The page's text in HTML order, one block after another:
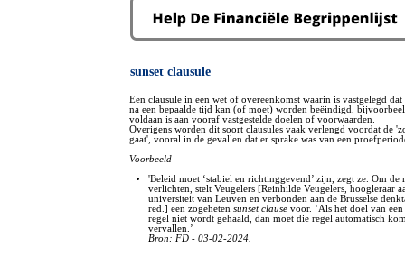
sunset clausule
Een clausule in een wet of overeenkomst waarin is vastgelegd dat
na een bepaalde tijd kan (of moet) worden beëindigd,
voldaan is aan vooraf vastgestelde doelen of voorwaarden.
Overigens worden dit soort clausules vaak verlengd voordat de
gaat', vooral in de gevallen dat er sprake was van een
Voorbeeld
'Beleid moet ‘stabiel en richtinggevend’ zijn, zegt ze. Om de
verlichten, stelt Veugelers [Reinhilde Veugelers, hoogleraar
universiteit van Leuven en verbonden aan de Brusselse
red.] een zogehetensunset clause voor. ‘Als het doel van een
regel niet wordt gehaald, dan moet die regel automatisch
vervallen.’
Bron: FD - 03-02-2024.